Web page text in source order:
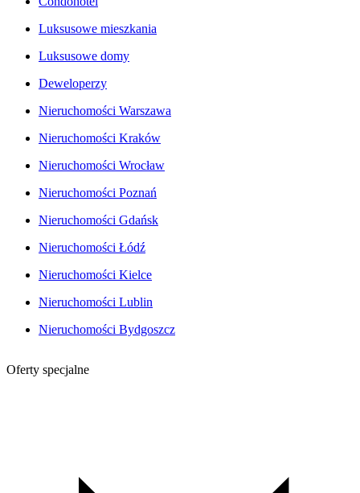
Luksusowe mieszkania
Luksusowe domy
Deweloperzy
Nieruchomości Warszawa
Nieruchomości Kraków
Nieruchomości Wrocław
Nieruchomości Poznań
Nieruchomości Gdańsk
Nieruchomości Łódź
Nieruchomości Kielce
Nieruchomości Lublin
Nieruchomości Bydgoszcz
Oferty specjalne